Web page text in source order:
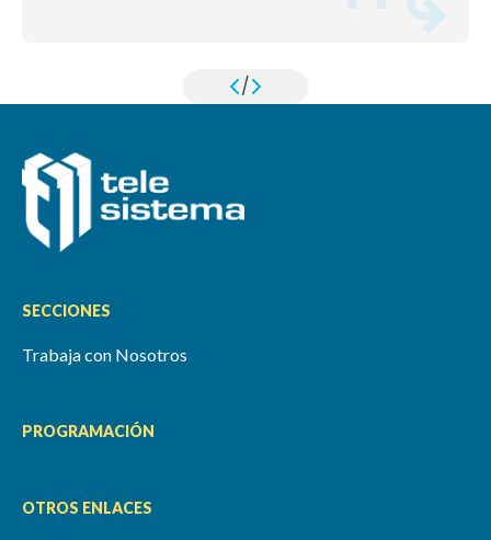
/
SECCIONES
Trabaja con Nosotros
PROGRAMACIÓN
OTROS ENLACES